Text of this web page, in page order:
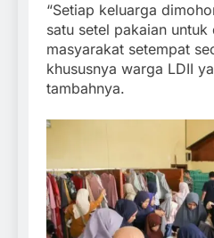
“Setiap keluarga
satu setel pakaian
masyarakat setempat
khususnya warga LDII
tambahnya.